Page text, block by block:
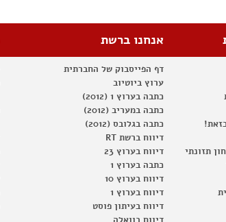
תזונתי
אנחנו ברשת
דף הפייסבוק של החברתית
ערוץ ביוטיוב
כתבה בערוץ 1 (2012)
כתבה במעריב (2012)
כתבה בגלובס (2012)
דיווח ברשת RT
דיווח בערוץ 23
כתבה בערוץ 1
דיווח בערוץ 10
דיווח בערוץ 1
דיווח בעיתון פוסט